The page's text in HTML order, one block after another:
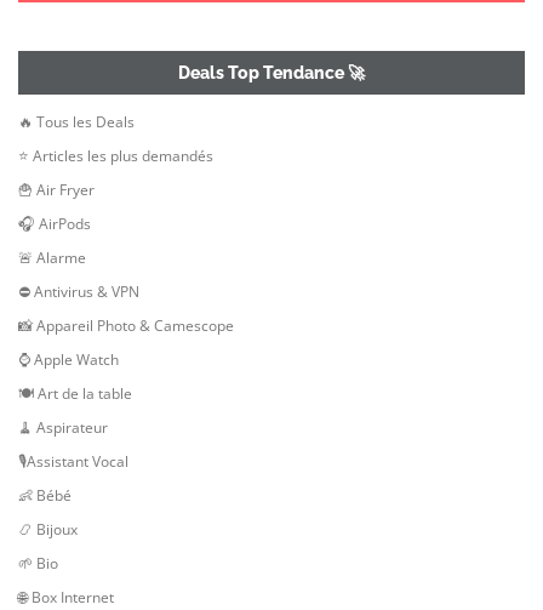
Deals Top Tendance 🚀
🔥 Tous les Deals
⭐ Articles les plus demandés
🍟 Air Fryer
🎧 AirPods
🚨 Alarme
⛔ Antivirus & VPN
📸 Appareil Photo & Camescope
⌚ Apple Watch
🍽 Art de la table
🧹 Aspirateur
🎙Assistant Vocal
👶 Bébé
📿 Bijoux
🌱 Bio
🌐 Box Internet